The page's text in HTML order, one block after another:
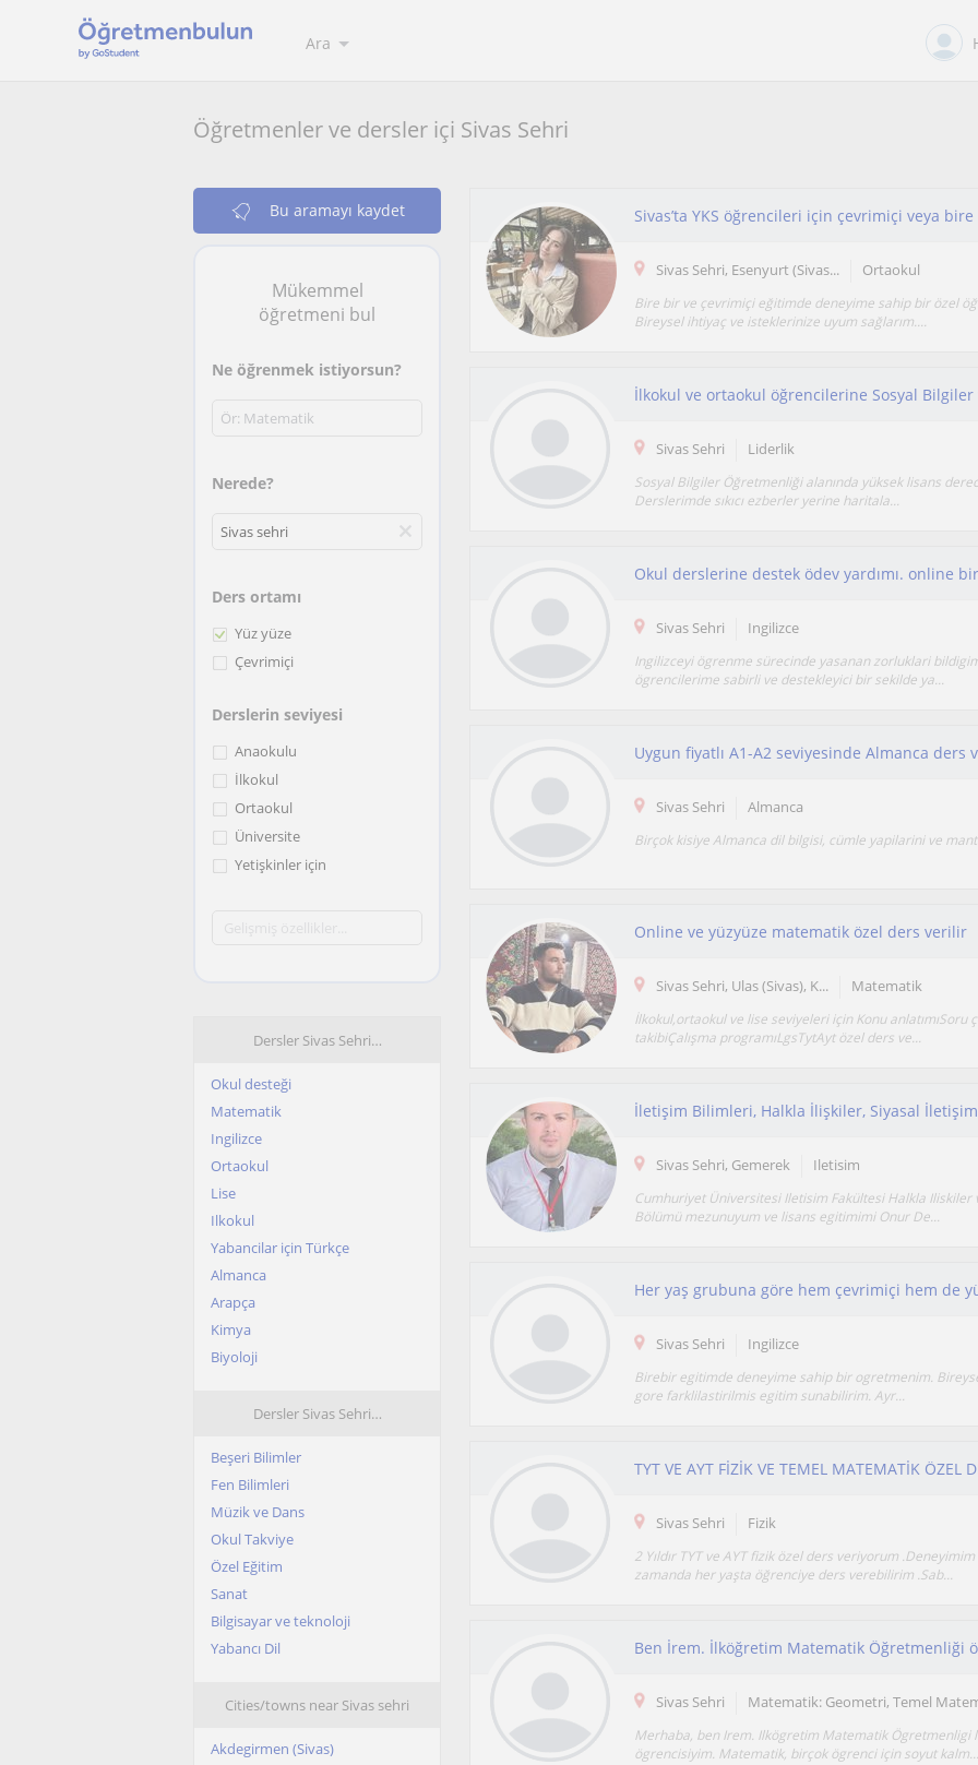
Ara
Öğretmenler ve dersler içi Sivas Sehri
Bu aramayı kaydet
Mükemmel
öğretmeni bul
Ne öğrenmek istiyorsun?
Nerede?
Ders ortamı
Yüz yüze
Çevrimiçi
Derslerin seviyesi
Anaokulu
İlkokul
Ortaokul
Üniversite
Yetişkinler için
Dersler Sivas Sehri…
Okul desteği
Matematik
Ingilizce
Ortaokul
Lise
Ilkokul
Yabancilar için Türkçe
Almanca
Arapça
Kimya
Biyoloji
Dersler Sivas Sehri…
Beşeri Bilimler
Fen Bilimleri
Müzik ve Dans
Okul Takviye
Özel Eğitim
Sanat
Bilgisayar ve teknoloji
Yabancı Dil
Cities/towns near Sivas sehri
Akdegirmen (Sivas)
Sivas Sehri, Esenyurt (Sivas... Ortaokul
Bire bir ve çevrimiçi eğitimde deneyime sahip bir özel
Bireysel ihtiyaç ve isteklerinize uyum sağlarım....
Sivas Sehri Liderlik
Sosyal Bilgiler Öğretmenliği alanında yüksek lisans
Derslerimde sıkıcı ezberler yerine haritala...
Okul derslerine destek ödev yardımı. online
Sivas Sehri Ingilizce
Ingilizceyi ögrenme sürecinde yasanan zorluklari
ögrencilerime sabirli ve destekleyici bir sekilde ya...
Uygun fiyatlı A1-A2 seviyesinde Almanca ders
Sivas Sehri Almanca
Birçok kisiye Almanca dil bilgisi, cümle yapilarini ve
Online ve yüzyüze matematik özel ders verilir
Sivas Sehri, Ulas (Sivas), K... Matematik
İlkokul,ortaokul ve lise seviyeleri için Konu anlatımıSoru
takibiÇalışma programıLgsTytAyt özel ders ve...
Sivas Sehri, Gemerek Iletisim
Cumhuriyet Üniversitesi Iletisim Fakültesi Halkla Iliskiler
Bölümü mezunuyum ve lisans egitimimi Onur De...
Sivas Sehri Ingilizce
Birebir egitimde deneyime sahip bir ogretmenim.
gore farklilastirilmis egitim sunabilirim. Ayr...
Sivas Sehri Fizik
2 Yıldır TYT ve AYT fizik özel ders veriyorum .Deneyimim
zamanda her yaşta öğrenciye ders verebilirim .Sab...
Sivas Sehri Matematik: Geometri, Temel
Merhaba, ben Irem. Ilkögretim Matematik Ögretmenligi
ögrencisiyim. Matematik, birçok ögrenci için soyut kalm...